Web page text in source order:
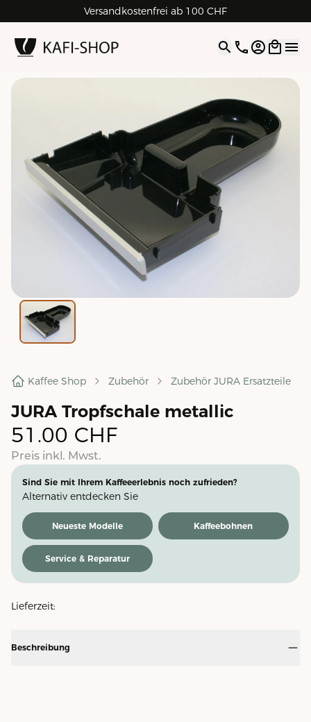
Versandkostenfrei ab 100 CHF
4.9| 5.0 Google
Open
Kaffee Shop Zubehör Zubehör JURA Ersatzteile
JURA Tropfschale metallic
51.00 CHF
Preis inkl. Mwst.
Sind Sie mit Ihrem Kaffeeerlebnis noch zufrieden?
Alternativ entdecken Sie
Neueste Modelle Kaffeebohnen
Service & Reparatur
Lieferzeit:
Beschreibung